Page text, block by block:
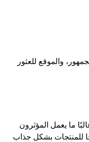
والموقع للعثور
ما يعمل المؤثرون
للمنتجات بشكل جذاب